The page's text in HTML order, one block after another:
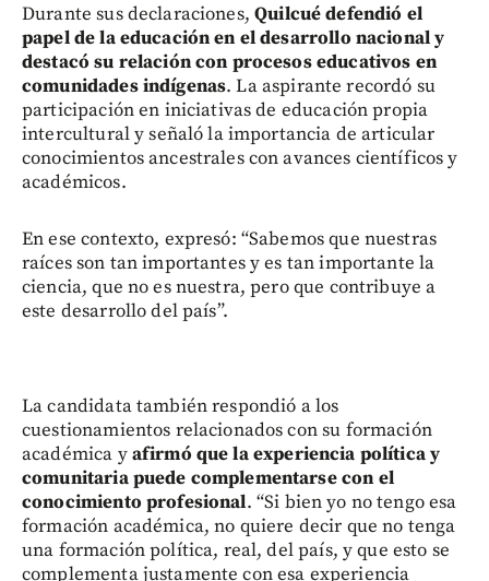
Durante sus declaraciones,Quilcué defendió el
papel de la educación en el desarrollo nacional y
destacó su relación con procesos educativos en
comunidades indígenas. La aspirante recordó su
participación en iniciativas de educación propia
intercultural y señaló la importancia de articular
conocimientos ancestrales con avances científicos y
académicos.
En ese contexto, expresó: “Sabemos que nuestras
raíces son tan importantes y es tan importante la
ciencia, que no es nuestra, pero que contribuye a
este desarrollo del país”.
La candidata también respondió a los
cuestionamientos relacionados con su formación
académica yafirmó que la experiencia política y
comunitaria puede complementarse con el
conocimiento profesional. “Si bien yo no tengo esa
formación académica, no quiere decir que no tenga
una formación política, real, del país, y que esto se
complementa justamente con esa experiencia